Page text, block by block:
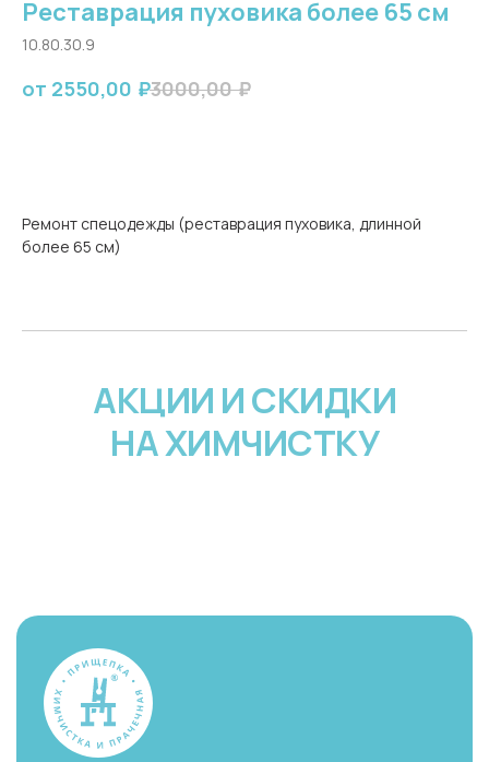
Реставрация пуховика более 65 см
10.80.30.9
2550,00 ₽3000,00 ₽
Ремонт спецодежды (реставрация пуховика, длинной
более 65 см)
АКЦИИ И СКИДКИ
НА ХИМЧИСТКУ